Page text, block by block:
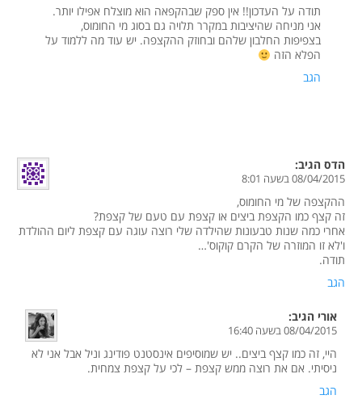
תודה על העדכון!! אין ספק שבהקפאה הוא מוצלח אפילו יותר.
אני מניחה שהיציבות במקרר תלויה גם בסוג מי החומוס,
בצפיפות החלבון שלהם ובחוזק ההקצפה. יש עוד מה ללמוד על
הפלא הזה
הגב
הדס הגיב:
08/04/2015 בשעה 8:01
ההקצפה של מי החומוס,
זה קצף כמו הקצפת ביצים או קצפת עם טעם של קצפת?
אחרי כמה שנות טבעונות שהילדה שלי רוצה עוגה עם קצפת ליום ההולדת
ו'לא זו המוזרה של הקרם קוקוס'…
תודה.
הגב
אורי הגיב:
08/04/2015 בשעה 16:40
היי, זה כמו קצף ביצים.. יש שמוסיפים אינסטנט פודינג וניל אבל אני לא
ניסיתי. אם את רוצה ממש קצפת – לכי על קצפת צמחית.
הגב